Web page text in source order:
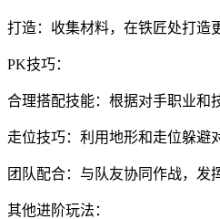
打造：收集材料，在铁匠处打造
PK技巧：
合理搭配技能：根据对手职业和
走位技巧：利用地形和走位躲避
团队配合：与队友协同作战，发
其他进阶玩法：